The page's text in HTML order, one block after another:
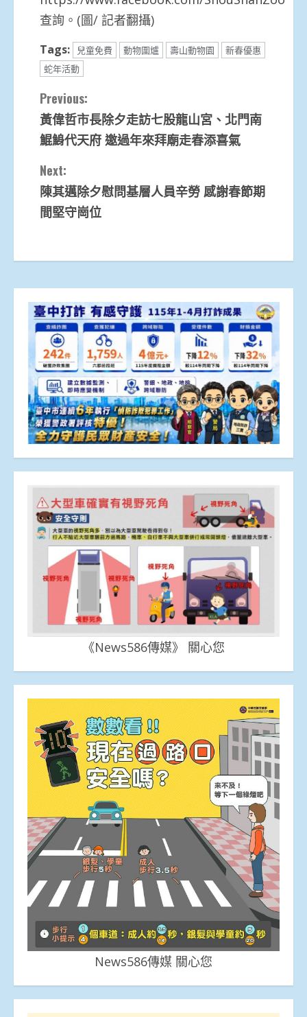
查詢。(圖/ 記者翻攝)
Tags: 兒童免費 動物圍爐 壽山動物園
新春優惠
蛇年活動
Continue
Reading
Previous:
黃偉哲市長除夕走訪七股龍山宮、北門南
鯤鯓代天府 邀過年來拜廟走春添喜氣
Next:
陳其邁除夕慰問基層人員辛勞 感謝春節期
間堅守崗位
《News586傳媒》 關心您
News586傳媒 關心您